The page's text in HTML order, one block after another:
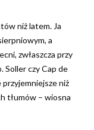
niż latem. Ja
a
zwłaszcza przy
Soller czy Cap de
niż
tłumów – wiosna